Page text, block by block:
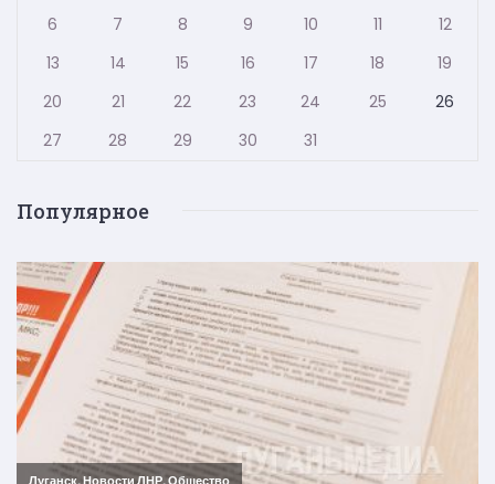
6
7 8 9 10 11
12
13
14 15 16 17 18
19
20
21 22 23 24 25
26
27
28 29 30 31
Популярное